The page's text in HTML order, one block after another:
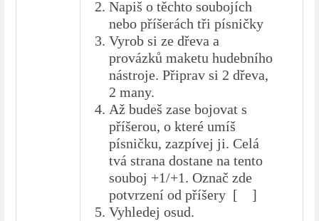
Napiš o těchto soubojích
nebo příšerách tři písničky
Vyrob si ze dřeva a
provázků maketu hudebního
nástroje. Připrav si 2 dřeva,
2 many.
Až budeš zase bojovat s
příšerou, o které umíš
písničku, zazpívej ji. Celá
tvá strana dostane na tento
souboj +1/+1. Označ zde
potvrzení od příšery [ ]
Vyhledej osud.